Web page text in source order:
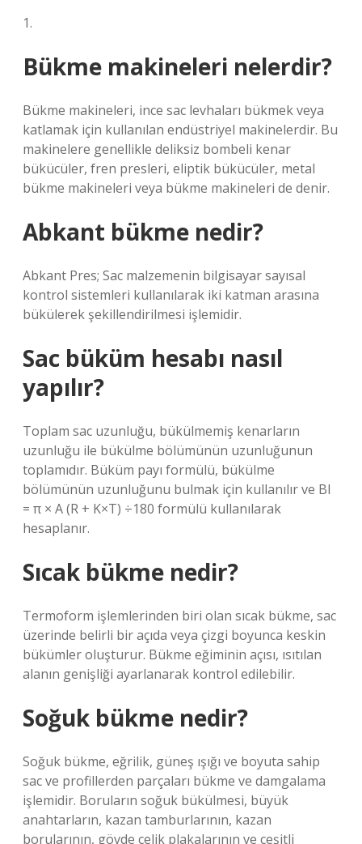
1.
Bükme makineleri nelerdir?
Bükme makineleri, ince sac levhaları bükmek veya
katlamak için kullanılan endüstriyel makinelerdir. Bu
makinelere genellikle deliksiz bombeli kenar
bükücüler, fren presleri, eliptik bükücüler, metal
bükme makineleri veya bükme makineleri de denir.
Abkant bükme nedir?
Abkant Pres; Sac malzemenin bilgisayar sayısal
kontrol sistemleri kullanılarak iki katman arasına
bükülerek şekillendirilmesi işlemidir.
Sac büküm hesabı nasıl
yapılır?
Toplam sac uzunluğu, bükülmemiş kenarların
uzunluğu ile bükülme bölümünün uzunluğunun
toplamıdır. Büküm payı formülü, bükülme
bölümünün uzunluğunu bulmak için kullanılır ve BI
= π × A (R + K×T) ÷180 formülü kullanılarak
hesaplanır.
Sıcak bükme nedir?
Termoform işlemlerinden biri olan sıcak bükme, sac
üzerinde belirli bir açıda veya çizgi boyunca keskin
bükümler oluşturur. Bükme eğiminin açısı, ısıtılan
alanın genişliği ayarlanarak kontrol edilebilir.
Soğuk bükme nedir?
Soğuk bükme, eğrilik, güneş ışığı ve boyuta sahip
sac ve profillerden parçaları bükme ve damgalama
işlemidir. Boruların soğuk bükülmesi, büyük
anahtarların, kazan tamburlarının, kazan
borularının, gövde çelik plakalarının ve çeşitli